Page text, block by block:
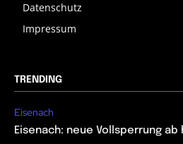
Datenschutz
Impressum
TRENDING
Eisenach
Eisenach: neue Vollsperrung ab